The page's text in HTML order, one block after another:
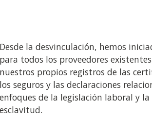
Desde la desvinculación, hemos
para todos los proveedores
nuestros propios registros de las
los seguros y las declaraciones
enfoques de la legislación laboral y
esclavitud.